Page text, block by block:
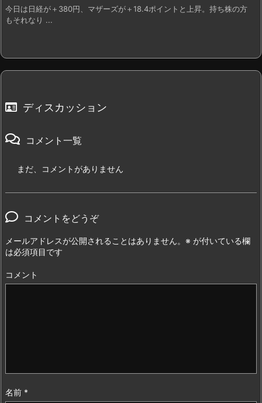
今日は日経が＋380円、マザーズが＋18.4ポイントと上昇。持ち株の方
もそれなり ...
ディスカッション
コメント一覧
まだ、コメントがありません
コメントをどうぞ
メールアドレスが公開されることはありません。 ※ が付いている欄
は必須項目です
コメント
名前 *